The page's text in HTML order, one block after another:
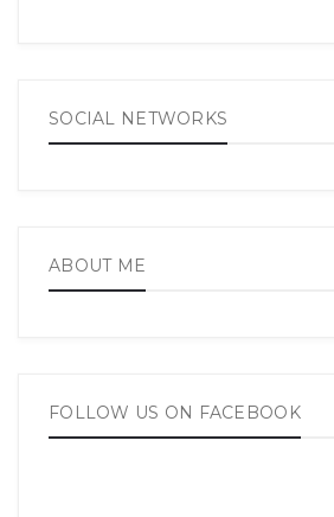
SOCIAL NETWORKS
ABOUT ME
FOLLOW US ON FACEBOOK